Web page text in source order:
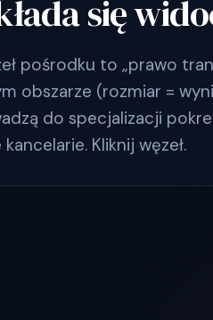
się
pośrodku to „prawo
obszarze (rozmiar =
do specjalizacji
Kliknij węzeł.